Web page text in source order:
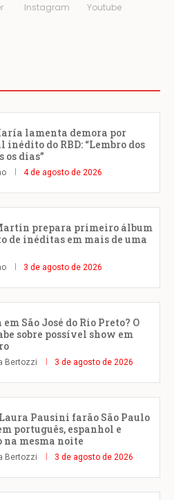
Instagram Youtube
lamenta demora por
do RBD: “Lembro dos
os dias”
4 de agosto de 2026
prepara primeiro álbum
de inéditas em mais de uma
3 de agosto de 2026
São José do Rio Preto? O
sobre possível show em
Bertozzi 3 de agosto de 2026
Pausini farão São Paulo
português, espanhol e
mesma noite
Bertozzi 3 de agosto de 2026